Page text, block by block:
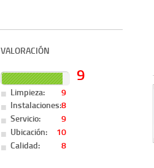
VALORACIÓN
9
Limpieza:
9
Instalaciones:8
Servicio:
9
Ubicación:
10
Calidad:
8